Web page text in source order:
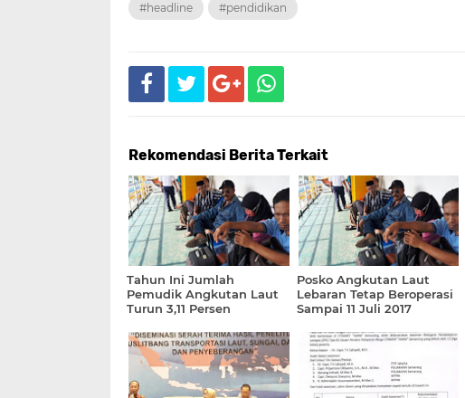
#headline #pendidikan
Rekomendasi Berita Terkait
Tahun Ini Jumlah
Pemudik Angkutan Laut
Turun 3,11 Persen
Posko Angkutan Laut
Lebaran Tetap Beroperasi
Sampai 11 Juli 2017